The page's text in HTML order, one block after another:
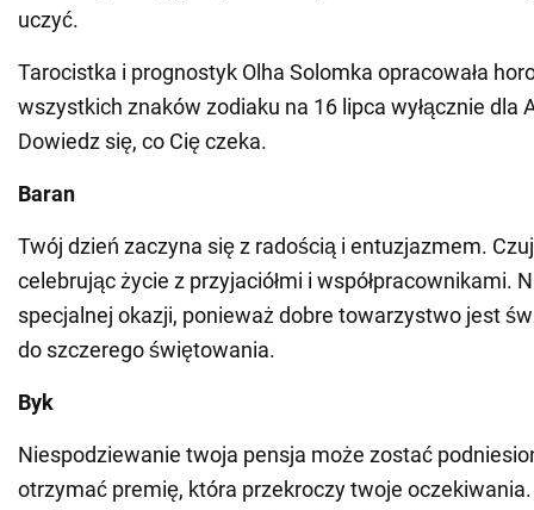
uczyć.
Tarocistka i prognostyk Olha Solomka opracowała
wszystkich znaków zodiaku na 16 lipca wyłącznie dla
Dowiedz się, co Cię czeka.
Baran
Twój dzień zaczyna się z radością i entuzjazmem.
celebrując życie z przyjaciółmi i współpracownikami.
specjalnej okazji, ponieważ dobre towarzystwo jest
do szczerego świętowania.
Byk
Niespodziewanie twoja pensja może zostać
otrzymać premię, która przekroczy twoje